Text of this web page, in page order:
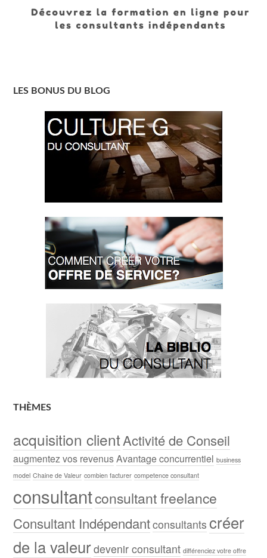
LES BONUS DU BLOG
THÈMES
acquisition clientActivité de Conseil
augmentez vos revenusAvantage concurrentiel business
model Chaine de Valeur combien facturer competence consultant
consultantconsultant freelance
Consultant Indépendantconsultants créer
de la valeurdevenir consultant différenciez votre offre